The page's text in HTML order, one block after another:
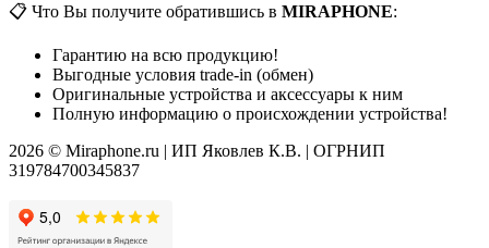
📋 Что Вы получите обратившись в MIRAPHONE:
Гарантию на всю продукцию!
Выгодные условия trade-in (обмен)
Оригинальные устройства и аксессуары к ним
Полную информацию о происхождении устройства!
2026 © Miraphone.ru | ИП Яковлев К.В. | ОГРНИП
319784700345837